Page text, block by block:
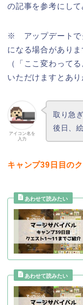
の記事を参考にして
※ アップデートで
になる場合がありま
（「ここ変わって
いただけますとあり
アイコン名を
入力
取り急
後日、
キャンプ39日目の